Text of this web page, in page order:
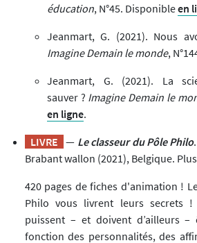
éducation, N°45. Disponibleen
Jeanmart, G. (2021). Nous
Imagine Demain le monde,
Jeanmart, G. (2021). La
sauver ? Imagine Demain le
en ligne.
LIVRE — Le classeur du Pôle Philo
Brabant wallon (2021), Belgique.
420 pages de fiches d'animation !
Philo vous livrent leurs secrets
puissent – et doivent d’ailleurs –
fonction des personnalités, des